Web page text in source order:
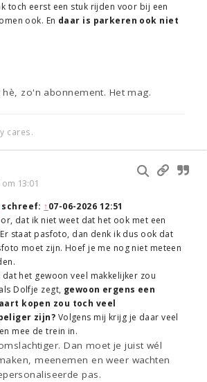
toch eerst een stuk rijden voor bij een
ook. En daar is parkeren ook niet
zo'n abonnement. Het mag.
cares.
13:01
schreef: ↑07-06-2026 12:51
dat ik niet weet dat het ook met een
staat pasfoto, dan denk ik dus ook dat
moet zijn. Hoef je me nog niet meteen
dat het gewoon veel makkelijker zou
Dolfje zegt, gewoon ergens een
kopen zou toch veel
zijn? Volgens mij krijg je daar veel
mee de trein in.
Dan moet je juist wél
meenemen en weer wachten
pas.